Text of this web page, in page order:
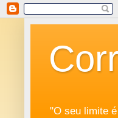
"O seu limite